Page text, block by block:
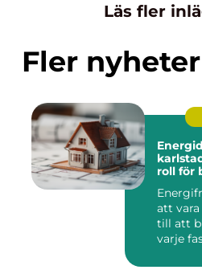
Läs fler
Fler nyheter
karlstad varför de
roll för
att
till att
varje